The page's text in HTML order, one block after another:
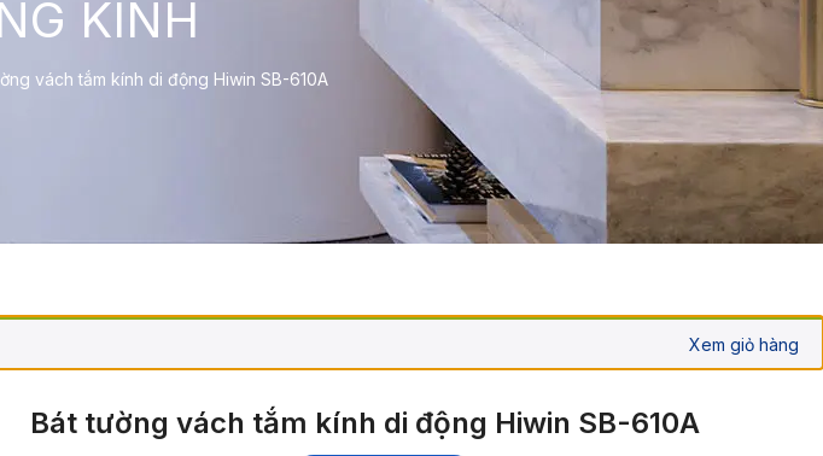
KÍNH
vách tắm kính di động Hiwin SB-610A
Xem giỏ hàng
Bát tường vách tắm kính di động Hiwin SB-610A